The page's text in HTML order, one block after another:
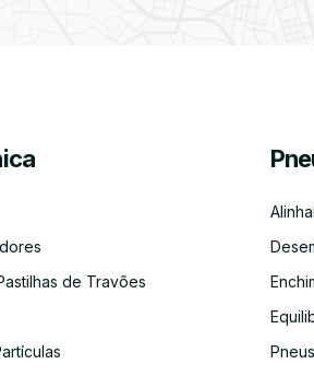
de Travões
Kit
Rádios
Alternador